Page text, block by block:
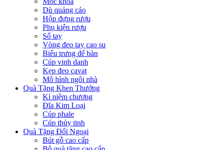
Dù quảng cáo
Hộp đựng rượu
Phụ kiện rượu
Sổ tay
Vòng đeo tay cao su
Biểu trưng để bàn
Cúp vinh danh
Kẹp đeo cavat
Mô hình ngôi nhà
Quà Tặng Khen Thưởng
Kỉ niệm chương
Đĩa Kim Loại
Cúp phale
Cúp thủy tinh
Quà Tặng Đối Ngoại
Bút gỗ cao cấp